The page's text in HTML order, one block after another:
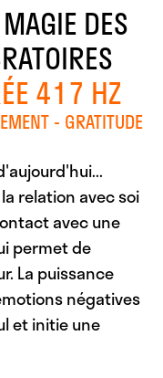
DES
417 HZ
- GRATITUDE
relation avec soi
avec une
permet de
La puissance
négatives
et initie une